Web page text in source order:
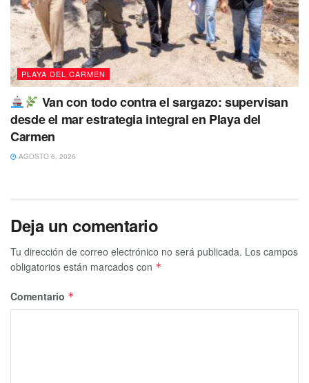
PLAYA DEL CARMEN
Van con todo contra el sargazo: supervisan
desde el mar estrategia integral en Playa del
Carmen
AGOSTO 6, 2026
Deja un comentario
Tu dirección de correo electrónico no será publicada. Los campos
obligatorios están marcados con *
Comentario *